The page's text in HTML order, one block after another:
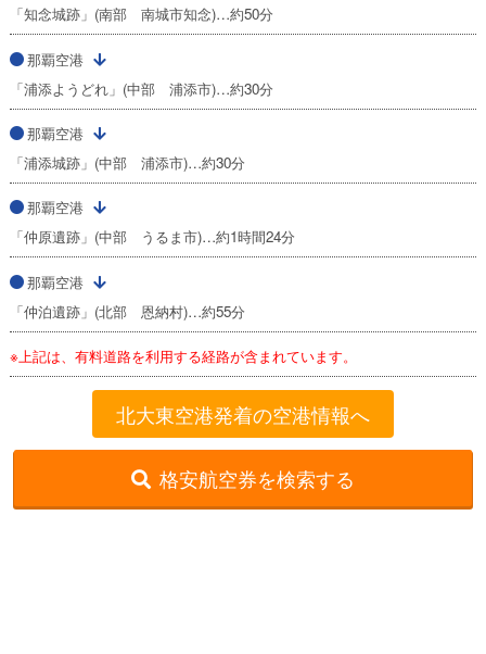
「知念城跡」(南部 南城市知念)…約50分
那覇空港
「浦添ようどれ」(中部 浦添市)…約30分
那覇空港
「浦添城跡」(中部 浦添市)…約30分
那覇空港
「仲原遺跡」(中部 うるま市)…約1時間24分
那覇空港
「仲泊遺跡」(北部 恩納村)…約55分
※上記は、有料道路を利用する経路が含まれています。
北大東空港発着の空港情報へ
格安航空券を検索する